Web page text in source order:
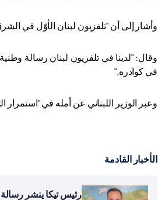
وأشار إلى أن "تلفزيون لبنان الأوّل في
وقال: "لدينا في تلفزيون لبنان رسالة
في كوادره ".
وعبر الوزير اللبناني عن أمله في "استمرار
الأخبار القادمة
رئيس تيكا ينشر رسالة بمناسبة